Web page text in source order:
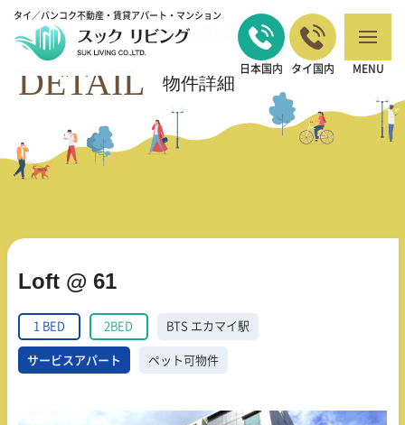
タイ／バンコク不動産・賃貸アパート・マンション
日本国内 タイ国内 MENU
バンコクの不動産・賃貸 TOP 1 BED > Loft @ 61
DETAIL 物件詳細
Loft @ 61
1 BED 2BED BTS エカマイ駅
サービスアパート ペット可物件